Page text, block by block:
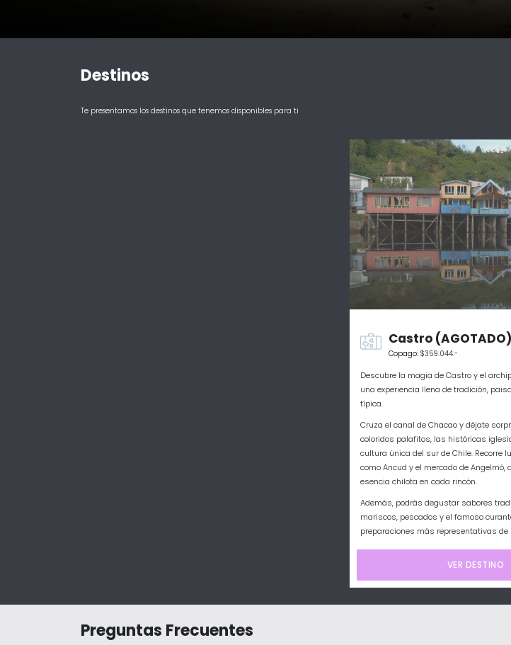
Destinos
Te presentamos los destinos que tenemos disponibles para ti
Castro (AGOTADO)
Copago: $359.044.-
Descubre la magia deCastroy el
una experiencia llena de tradición,
típica.
Cruza el canal de Chacao y déjate
coloridos palafitos, las históricas
cultura única del sur de Chile. Recorre
comoAncud y el mercado deAngelmó,
esencia chilota en cada rincón.
Además, podrás degustar sabores
mariscos, pescados y el famoso
preparaciones más representativas de
VER DESTINO
Preguntas Frecuentes